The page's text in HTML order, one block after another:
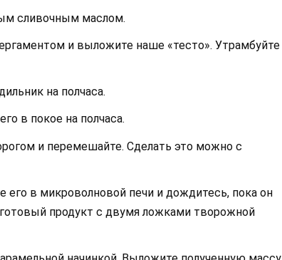
сливочным маслом.
и выложите наше «тесто». Утрамбуйте
на полчаса.
в покое на полчаса.
и перемешайте. Сделать это можно с
его в микроволновой печи и дождитесь, пока он
продукт с двумя ложками творожной